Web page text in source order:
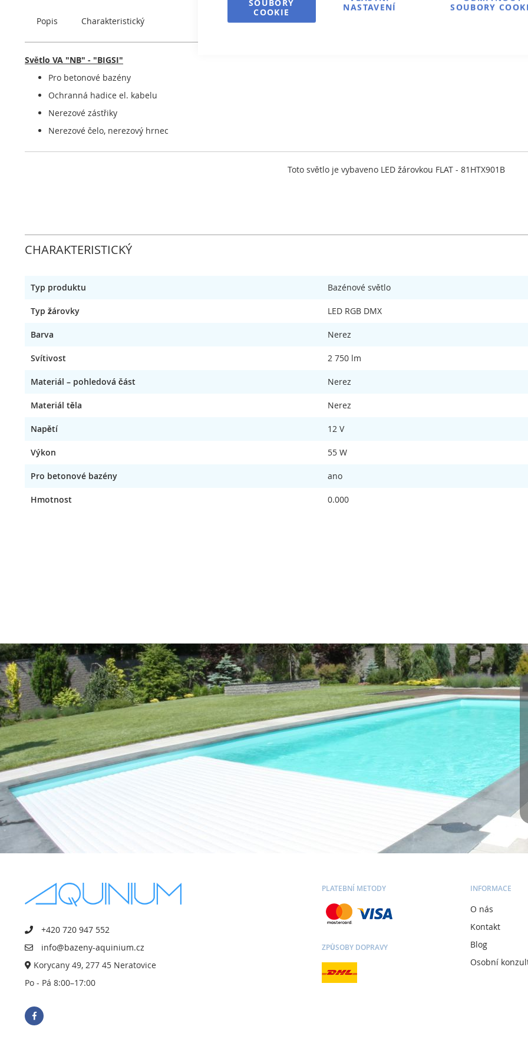
SOUBORY
COOKIE
NASTAVENÍ
SOUBORY
Popis Charakteristický
Světlo VA "NB" - "BIGSI"
Pro betonové bazény
Ochranná hadice el. kabelu
Nerezové zástřiky
Nerezové čelo, nerezový hrnec
Toto světlo je vybaveno LED žárovkou FLAT - 81HTX901B
CHARAKTERISTICKÝ
Typ produktu Bazénové světlo
Typ žárovky LED RGB DMX
Barva Nerez
Svítivost 2 750 lm
Materiál – pohledová část Nerez
Materiál těla Nerez
Napětí 12 V
Výkon 55 W
Pro betonové bazény ano
Hmotnost 0.000
+420 720 947 552
info@bazeny-aquinium.cz
Korycany 49, 277 45 Neratovice
Po - Pá 8:00–17:00
PLATEBNÍ METODY
ZPŮSOBY DOPRAVY
INFORMACE
O nás
Kontakt
Blog
Osobní